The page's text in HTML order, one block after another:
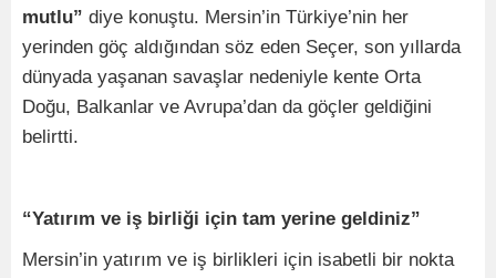
mutlu” diye konuştu. Mersin’in Türkiye’nin her
yerinden göç aldığından söz eden Seçer, son yıllarda
dünyada yaşanan savaşlar nedeniyle kente Orta
Doğu, Balkanlar ve Avrupa’dan da göçler geldiğini
belirtti.
“Yatırım ve iş birliği için tam yerine geldiniz”
Mersin’in yatırım ve iş birlikleri için isabetli bir nokta